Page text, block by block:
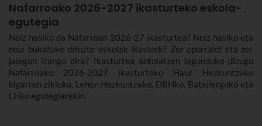
Nafarroako 2026-2027 ikasturteko eskola-
egutegia
Noiz hasiko da Nafarroan 2026-27 ikasturtea? Noiz hasiko eta
noiz bukatuko dituzte eskolak ikasleek? Zer oporraldi eta zer
jaiegun izango dira? Ikasturtea antolatzen lagunduko dizugu
Nafarroako 2026-2027 ikasturteko Haur Hezkuntzako
bigarren zikloko, Lehen Hezkuntzako, DBHko, Batxilergoko eta
LHko egutegiarekin.